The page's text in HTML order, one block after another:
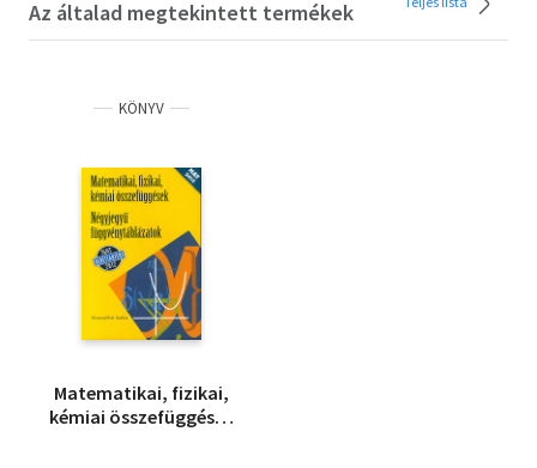
Az általad megtekintett termékek
KÖNYV
Matematikai, fizikai,
kémiai összefüggések